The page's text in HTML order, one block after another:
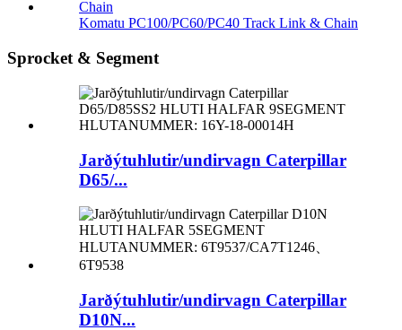
Komatu PC100/PC60/PC40 Track Link & Chain
Sprocket & Segment
Jarðýtuhlutir/undirvagn Caterpillar
D65/...
Jarðýtuhlutir/undirvagn Caterpillar
D10N...